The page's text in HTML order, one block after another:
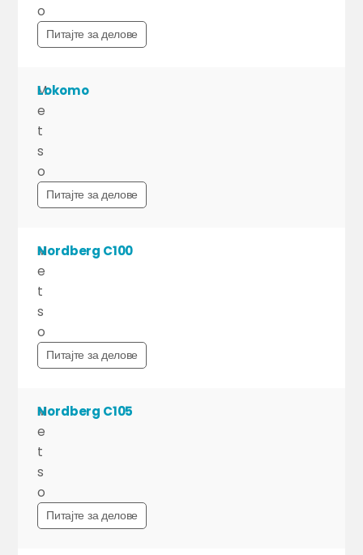
o
Питајте за делове
M
e
t
s
o
Lokomo
Питајте за делове
M
e
t
s
o
Nordberg C100
Питајте за делове
M
e
t
s
o
Nordberg C105
Питајте за делове